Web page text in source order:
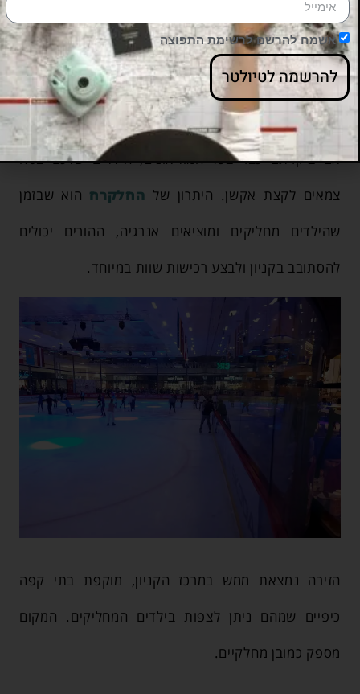
וילנה עם ילדים » להחליק על הקרח
אם ביקרתם כבר בכל המוזיאונים, הילדים שלכם בטח
צמאים לקצת אקשן. היתרון של החלקרח הוא שבזמן
שהילדים מחליקים ומוציאים אנרגיה, ההורים יכולים
להסתובב בקניון ולבצע רכישות שוות במיוחד.
הזירה נמצאת ממש במרכז הקניון, מוקפת בתי קפה
כיפיים שמהם ניתן לצפות בילדים המחליקים. המקום
מספק כמובן מחלקיים.
אשמח להרשם לרשימת התפוצה
להרשמה לטיולטר